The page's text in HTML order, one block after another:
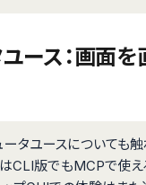
ース：画面
ータユースについても触
はCLI版でもMCPで使え